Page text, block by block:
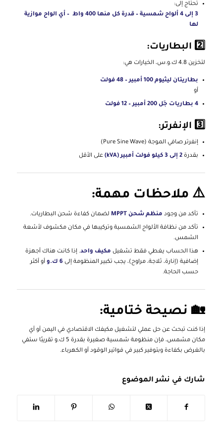
تحتاج إلى:
3 إلى 4 ألواح شمسية – قدرة كل منها 400 واط – أي الواح موازية
لها
2️⃣ البطاريات:
لتخزين 4.8 ك.و.س، الخيارات هي:
بطاريتان ليثيوم 100 أمبير – 48 فولت
أو
4 بطاريات جِل 200 أمبير – 12 فولت
3️⃣ الإنفرتر:
إنفرتر صافي الموجة (Pure Sine Wave)
بقدرة 2 إلى 3 كيلو فولت أمبير (kVA) على الأقل
⚠️ ملاحظات مهمة:
تأكد من وجود منظم شحن MPPT لضمان كفاءة شحن البطاريات.
تأكد من نظافة الألواح الشمسية وتركيبها في مكان مكشوف لأشعة
الشمس.
هذا الحساب يغطي فقط تشغيل مكيف واحد. إذا كانت هناك أجهزة
إضافية (إنارة، ثلاجة، مراوح)، يجب تكبير المنظومة إلى 6 ك.و
أو أكثر
حسب الحاجة.
🏡 نصيحة ختامية:
إذا كنت تبحث عن حل عملي لتشغيل مكيفك الاقتصادي في اليمن أو أي
مكان مشمس، فإن منظومة شمسية صغيرة بقدرة 5 ك.و تقريبًا ستفي
بالغرض بكفاءة وبتوفير كبير في فواتير الوقود أو الكهرباء.
شارك في نشر الموضوع